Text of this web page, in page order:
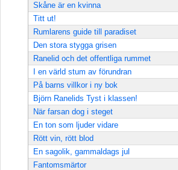
Skåne är en kvinna
Titt ut!
Rumlarens guide till paradiset
Den stora stygga grisen
Ranelid och det offentliga rummet
I en värld stum av förundran
På barns villkor i ny bok
Björn Ranelids Tyst i klassen!
När farsan dog i steget
En ton som ljuder vidare
Rött vin, rött blod
En sagolik, gammaldags jul
Fantomsmärtor